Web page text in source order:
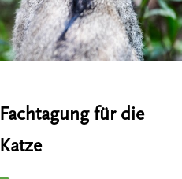
Fachtagung für die
Katze